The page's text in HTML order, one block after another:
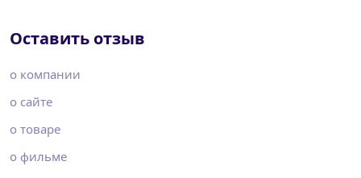
Оставить отзыв
о компании
о сайте
о товаре
о фильме